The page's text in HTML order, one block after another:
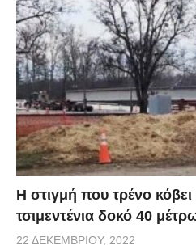
H στιγμή που τρένο
τσιμεντένια δοκό 40
22 ΔΕΚΕΜΒΡΊΟΥ, 2022